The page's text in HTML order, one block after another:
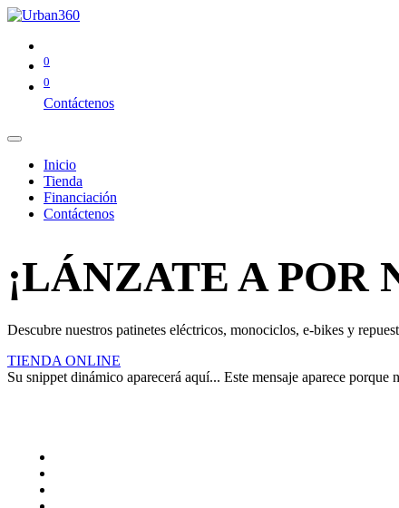
0
0
Contáctenos
Inicio
Tienda
Financiación
Contáctenos
¡LÁNZATE A POR
Descubre nuestros patinetes eléctricos, monociclos, e-bikes y
TIENDA ONLINE
Su snippet dinámico aparecerá aquí... Este mensaje aparece